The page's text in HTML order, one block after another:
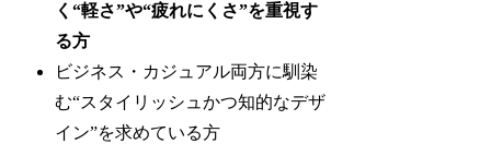
く“軽さ”や“疲れにくさ”を重視す
る方
ビジネス・カジュアル両方に馴染
む“スタイリッシュかつ知的なデザ
イン”を求めている方